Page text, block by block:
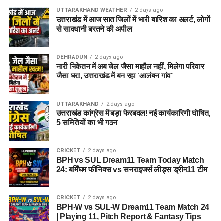
UTTARAKHAND WEATHER 2 days ago
उत्तराखंड में आज सात जिलों में भारी बारिश का अलर्ट, लोगों
से सावधानी बरतने की अपील
DEHRADUN 2 days ago
नारी निकेतन में अब जेल जैसा माहौल नहीं, मिलेगा परिवार
जैसा घर!, उत्तराखंड में बन रहा ‘आलंबन गांव’
UTTARAKHAND 2 days ago
उत्तराखंड कांग्रेस में बड़ा फेरबदल! नई कार्यकारिणी घोषित,
5 समितियों का भी गठन
CRICKET 2 days ago
BPH vs SUL Dream11 Team Today Match
24: बर्मिंघम फीनिक्स vs सनराइजर्स लीड्स ड्रीम11 टीम
CRICKET 2 days ago
BPH-W vs SUL-W Dream11 Team Match 24
| Playing 11, Pitch Report & Fantasy Tips